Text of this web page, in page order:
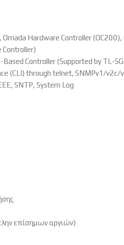
Hardware Controller
Controller)
Controller (Supported by TL-
(CLI) through telnet, SNMPv1/
SNTP, System Log
επίσημων αργιών)